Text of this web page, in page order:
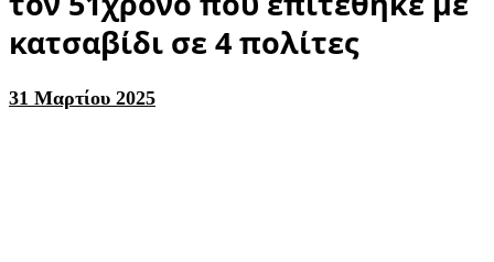
κατσαβίδι σε 4 πολίτες
31 Μαρτίου 2025